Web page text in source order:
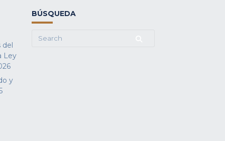
del
Ley
y
BÚSQUEDA
Search